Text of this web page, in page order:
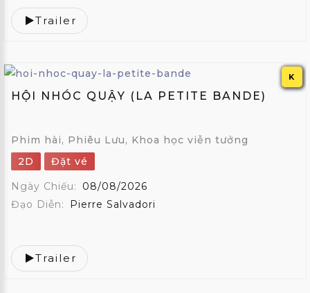
Trailer
K
HỘI NHÓC QUẬY (LA PETITE BANDE)
Phim hài, Phiêu Lưu, Khoa học viễn tưởng
2D
Đặt vé
Ngày Chiếu:
08/08/2026
Đạo Diễn:
Pierre Salvadori
Trailer